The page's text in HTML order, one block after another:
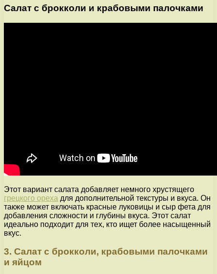
Салат с брокколи и крабовыми палочками
Этот вариант салата добавляет немного хрустящего
грецкого ореха для дополнительной текстуры и вкуса. Он
также может включать красные луковицы и сыр фета для
добавления сложности и глубины вкуса. Этот салат
идеально подходит для тех, кто ищет более насыщенный
вкус.
3. Салат с брокколи, крабовыми палочками
и яйцом